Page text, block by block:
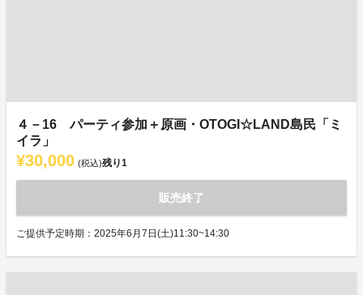
４－16 パーティ参加＋原画・OTOGI☆LAND島民「ミ
イラ」
¥30,000 (税込)残り1
販売終了
ご提供予定時期：2025年6月7日(土)11:30~14:30